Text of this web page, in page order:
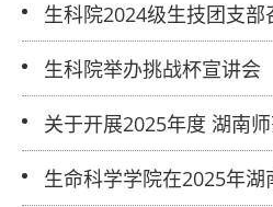
新程”精勤讲堂主题讲座
生科院2024级生技团支部
育评议大会
生科院举办挑战杯宣讲会
关于开展2025年度 湖南师
农励志奖学金评审的通知
生命科学学院在2025年湖